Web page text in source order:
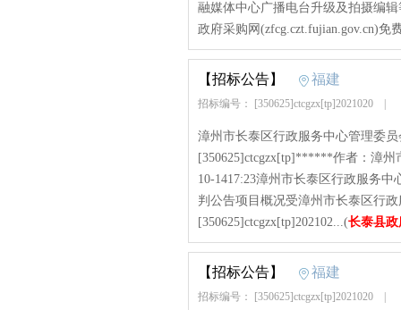
融媒体中心广播电台升级及拍摄编
政府采购网(zfcg.czt.fujian.gov.cn)免
【招标公告】 福建
招标编号： [350625]ctcgzx[tp]2021020
漳州市长泰区行政服务中心管理委
[350625]ctcgzx[tp]******作者：漳州
10-1417:23漳州市长泰区行政服务
判公告项目概况受漳州市长泰区行
[350625]ctcgzx[tp]202102...(长泰县
【招标公告】 福建
招标编号： [350625]ctcgzx[tp]2021020